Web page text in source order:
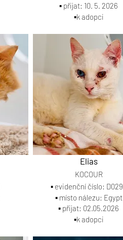
▪️ přijat: 10. 5. 2026
▪️k adopci
Elias
▪️ evidenční číslo: D029
▪️ místo nálezu: Egypt
▪️ přijat: 02.05.2026
▪️k adopci
KOCOUR